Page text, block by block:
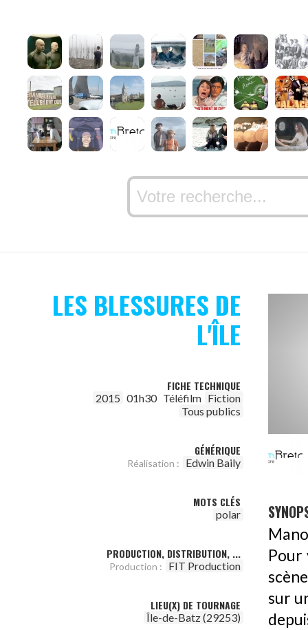
LES BLESSURES DE
L'ÎLE
FICHE TECHNIQUE
2015 01h30 Téléfilm Fiction
Tous publics
GÉNÉRIQUE
Réalisation : Edwin Baily
MOTS CLÉS
polar
PRODUCTION, DISTRIBUTION, ...
Production : FIT Production
LIEU(X) DE TOURNAGE
Île-de-Batz (29253)
Pour
sur